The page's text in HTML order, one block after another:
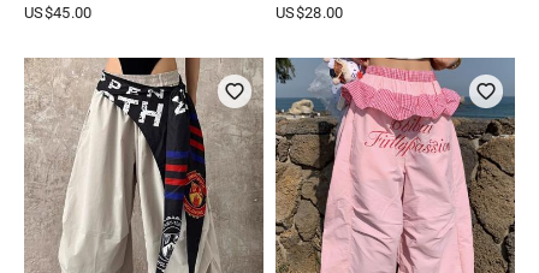
US$45.00 US$28.00